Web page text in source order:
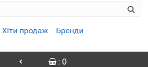
Хіти продаж
Бренди
: 0